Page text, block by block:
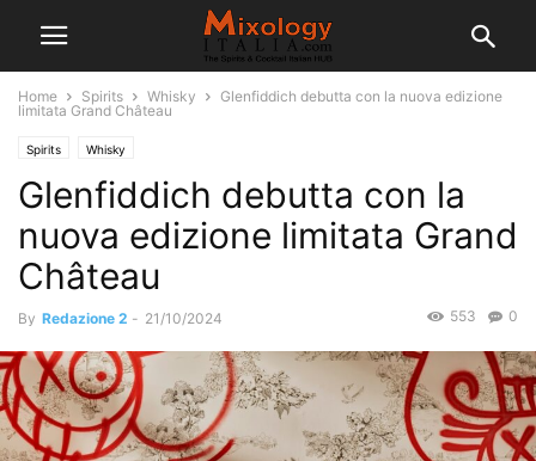
Home Spirits Whisky
Glenfiddich debutta con la nuova edizione
limitata Grand Château
Spirits Whisky
Glenfiddich debutta con la
nuova edizione limitata Grand
Château
By Redazione 2 - 21/10/2024 0
553